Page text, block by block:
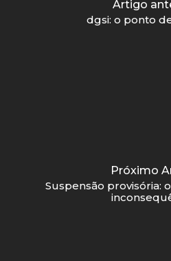
Artigo
dgsi: o ponto
Próximo
Suspensão provisória: